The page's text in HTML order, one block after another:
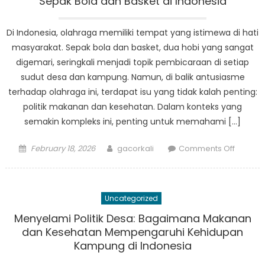
di
Di Indonesia, olahraga memiliki tempat yang istimewa di hati
masyarakat. Sepak bola dan basket, dua hobi yang sangat
digemari, seringkali menjadi topik pembicaraan di setiap
sudut desa dan kampung. Namun, di balik antusiasme
terhadap olahraga ini, terdapat isu yang tidak kalah penting:
politik makanan dan kesehatan. Dalam konteks yang
semakin kompleks ini, penting untuk memahami […]
Posted
February 18, 2026 Author
gacorkali Comments Offon
di
Tengah
Uncategorized
Menyelami Politik Desa: Bagaimana Makanan
dan Kesehatan Mempengaruhi Kehidupan
Kampung di Indonesia